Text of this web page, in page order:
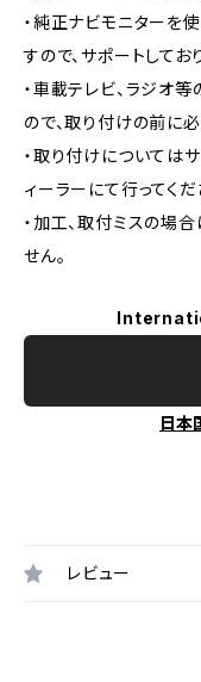
・純正ナビモニターを
すので、サポートしてお
・車載テレビ、ラジオ
ので、取り付けの前に
・取り付けについては
ィーラーにて行ってくだ
・加工、取付ミスの場
せん。
日本
レビュー